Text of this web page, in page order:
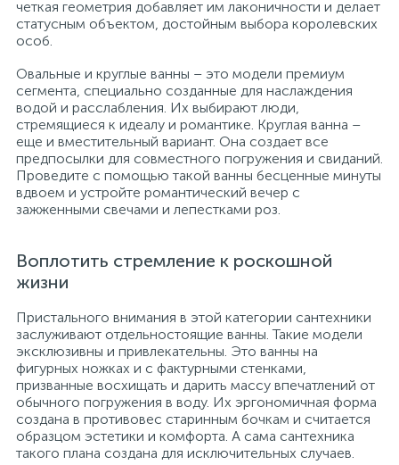
четкая геометрия добавляет им лаконичности и делает
статусным объектом, достойным выбора королевских
особ.
Овальные и круглые ванны – это модели премиум
сегмента, специально созданные для наслаждения
водой и расслабления. Их выбирают люди,
стремящиеся к идеалу и романтике. Круглая ванна –
еще и вместительный вариант. Она создает все
предпосылки для совместного погружения и свиданий.
Проведите с помощью такой ванны бесценные минуты
вдвоем и устройте романтический вечер с
зажженными свечами и лепестками роз.
Воплотить стремление к роскошной
жизни
Пристального внимания в этой категории сантехники
заслуживают отдельностоящие ванны. Такие модели
эксклюзивны и привлекательны. Это ванны на
фигурных ножках и с фактурными стенками,
призванные восхищать и дарить массу впечатлений от
обычного погружения в воду. Их эргономичная форма
создана в противовес старинным бочкам и считается
образцом эстетики и комфорта. А сама сантехника
такого плана создана для исключительных случаев.